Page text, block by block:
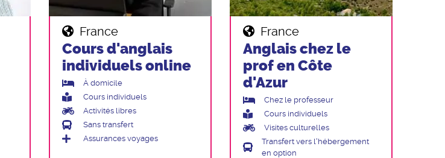
France
Cours d'anglais
individuels online
À domicile
Cours individuels
Activités libres
Sans transfert
Assurances voyages
France
Anglais chez le
prof en Côte
d'Azur
Chez le professeur
Cours individuels
Visites culturelles
Transfert vers l'hébergement
en option